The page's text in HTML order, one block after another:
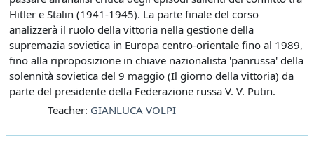
Hitler e Stalin (1941-1945). La parte finale del corso
analizzerà il ruolo della vittoria nella gestione della
supremazia sovietica in Europa centro-orientale fino al 1989,
fino alla riproposizione in chiave nazionalista 'panrussa' della
solennità sovietica del 9 maggio (Il giorno della vittoria) da
parte del presidente della Federazione russa V. V. Putin.
Teacher: GIANLUCA VOLPI